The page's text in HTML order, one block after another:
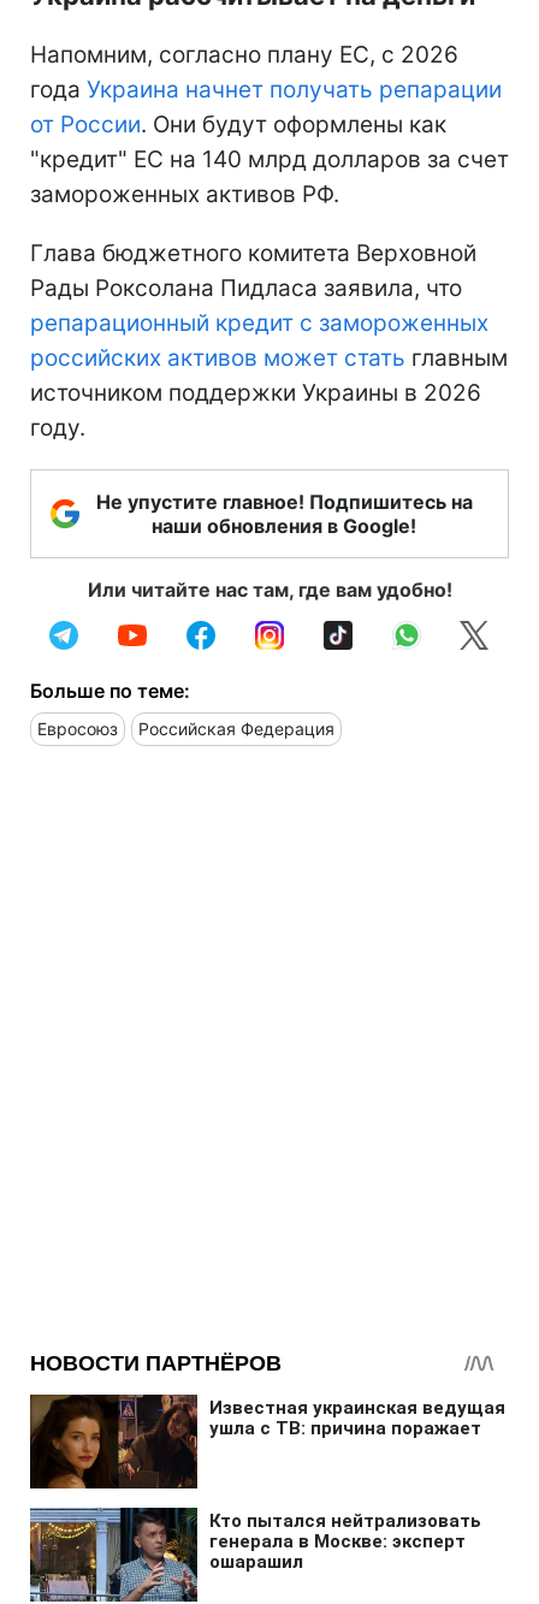
Напомним, согласно плану ЕС, с 2026
года Украина начнет получать репарации
от России. Они будут оформлены как
"кредит" ЕС на 140 млрд долларов за счет
замороженных активов РФ.
Глава бюджетного комитета Верховной
Рады Роксолана Пидласа заявила, что
репарационный кредит с замороженных
российских активов может стать главным
источником поддержки Украины в 2026
году.
Не упустите главное! Подпишитесь на
наши обновления в Google!
Или читайте нас там, где вам удобно!
Больше по теме:
Евросоюз Российская Федерация